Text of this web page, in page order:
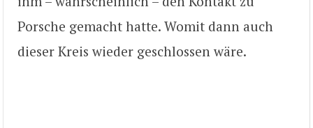
Porsche gemacht hatte. Womit dann auch
dieser Kreis wieder geschlossen wäre.